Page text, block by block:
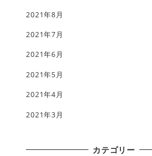
2021年8月
2021年7月
2021年6月
2021年5月
2021年4月
2021年3月
カテゴリー